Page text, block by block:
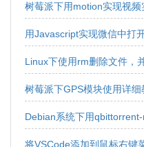
树莓派下用motion实现视
Linux下使用rm删除文件，
Debian系统下用
将VSCode添加到鼠标右键